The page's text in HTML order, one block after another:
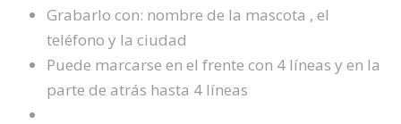
Grabarlo con: nombre de la mascota , el
teléfono y la ciudad
Puede marcarse en el frente con 4 líneas y en la
parte de atrás hasta 4 líneas